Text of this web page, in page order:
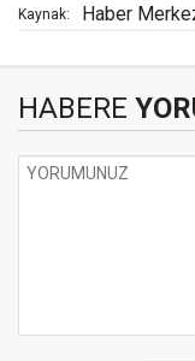
Kaynak: Haber
HABERE